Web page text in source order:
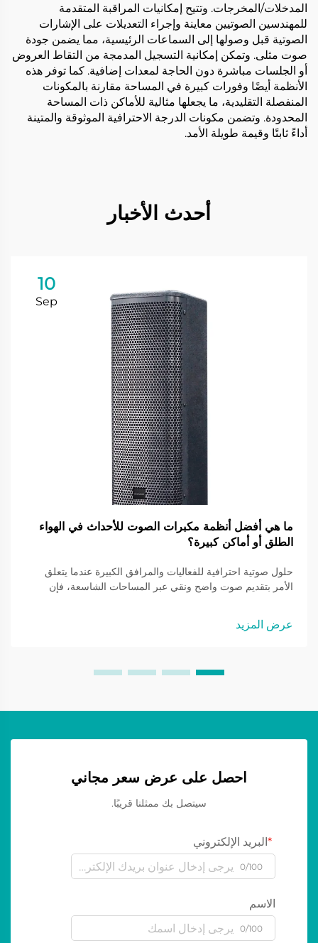
المدخلات/المخرجات. وتتيح إمكانيات المراقبة المتقدمة
للمهندسين الصوتيين معاينة وإجراء التعديلات على الإشارات
الصوتية قبل وصولها إلى السماعات الرئيسية، مما يضمن جودة
صوت مثلى. وتمكن إمكانية التسجيل المدمجة من التقاط العروض
أو الجلسات مباشرة دون الحاجة لمعدات إضافية. كما توفر هذه
الأنظمة أيضًا وفورات كبيرة في المساحة مقارنة بالمكونات
المنفصلة التقليدية، ما يجعلها مثالية للأماكن ذات المساحة
المحدودة. وتضمن مكونات الدرجة الاحترافية الموثوقة والمتينة
أداءً ثابتًا وقيمة طويلة الأمد.
أحدث الأخبار
10
Sep
ما هي أفضل أنظمة مكبرات الصوت للأحداث في الهواء
الطلق أو أماكن كبيرة؟
حلول صوتية احترافية للفعاليات والمرافق الكبيرة عندما يتعلق
الأمر بتقديم صوت واضح ونقي عبر المساحات الشاسعة، فإن
تجارب صوتية غامرة. سواء في المهرجانات الموسيقية أو الفعاليات
الرياضية...
عرض المزيد
احصل على عرض سعر مجاني
سيتصل بك ممثلنا قريبًا.
البريد الإلكتروني
0/100
الاسم
0/100